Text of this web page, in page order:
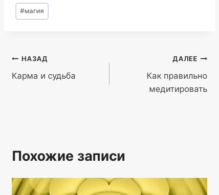
Метки
записи:
#магия
Навигация
по
НАЗАД
Карма и судьба
ДАЛЕЕ
Как правильно
медитировать
Похожие записи